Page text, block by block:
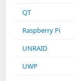
QT
Raspberry Pi
UNRAID
UWP